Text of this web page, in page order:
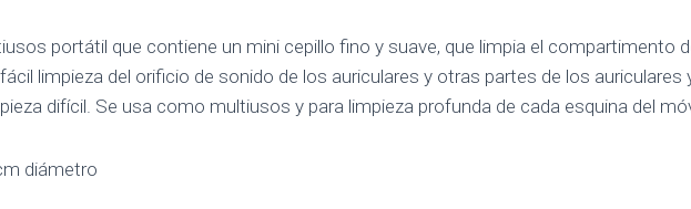
portátil que contiene un mini cepillo fino y suave, que limpia el compartimento
limpieza del orificio de sonido de los auriculares y otras partes de los
difícil. Se usa como multiusos y para limpieza profunda de cada esquina del
diámetro